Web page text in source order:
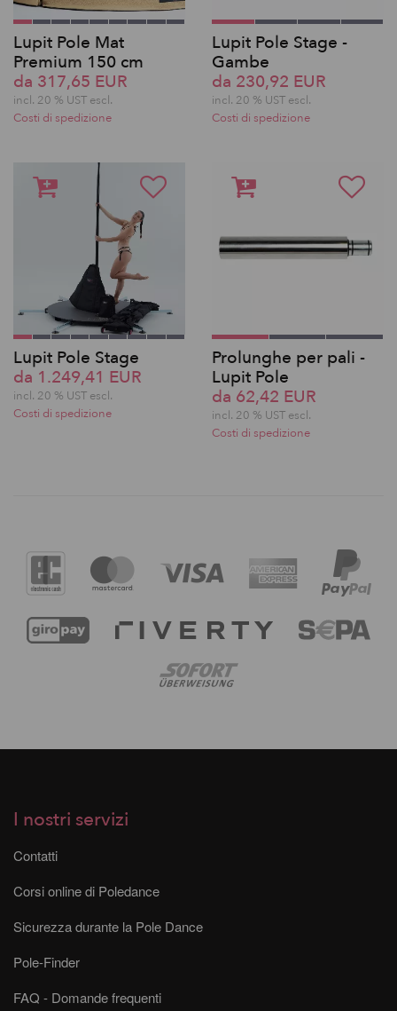
Lupit Pole Mat
Premium 150 cm
da 317,65 EUR
incl. 20 % UST escl.
Costi di spedizione
Lupit Pole Stage -
Gambe
da 230,92 EUR
incl. 20 % UST escl.
Costi di spedizione
Lupit Pole Stage
da 1.249,41 EUR
incl. 20 % UST escl.
Costi di spedizione
Prolunghe per pali -
Lupit Pole
da 62,42 EUR
incl. 20 % UST escl.
Costi di spedizione
I nostri servizi
Contatti
Corsi online di Poledance
Sicurezza durante la Pole Dance
Pole-Finder
FAQ - Domande frequenti